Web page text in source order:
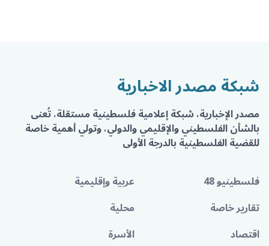
شبكة مصدر الاخبارية
مصدر الإخبارية، شبكة إعلامية فلسطينية مستقلة، تُعنى
بالشأن الفلسطيني والإقليمي والدولي، وتولي أهمية خاصة
للقضية الفلسطينية بالدرجة الأولى
فلسطينيو 48
عربية وإقليمية
تقارير خاصة
محلية
اقتصاد
الأسرة